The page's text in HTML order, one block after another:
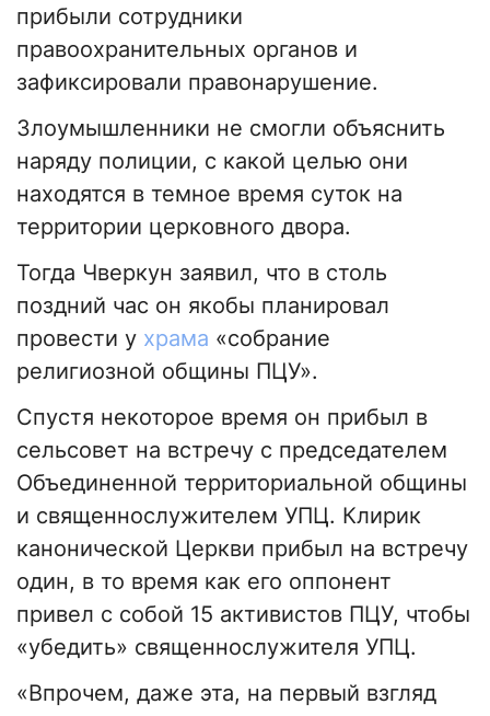
прибыли сотрудники
правоохранительных органов и
зафиксировали правонарушение.
Злоумышленники не смогли объяснить
наряду полиции, с какой целью они
находятся в темное время суток на
территории церковного двора.
Тогда Чверкун заявил, что в столь
поздний час он якобы планировал
провести у храма «собрание
религиозной общины ПЦУ».
Спустя некоторое время он прибыл в
сельсовет на встречу с председателем
Объединенной территориальной общины
и священнослужителем УПЦ. Клирик
канонической Церкви прибыл на встречу
один, в то время как его оппонент
привел с собой 15 активистов ПЦУ, чтобы
«убедить» священнослужителя УПЦ.
«Впрочем, даже эта, на первый взгляд